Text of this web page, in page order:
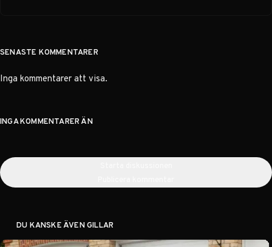
SENASTE KOMMENTARER
Inga kommentarer att visa.
INGA KOMMENTARER ÄN
DU KANSKE ÄVEN GILLAR